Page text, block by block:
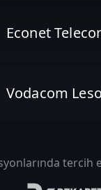
Econet
Vodacom
tercih